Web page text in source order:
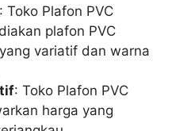
: Toko Plafon PVC
plafon PVC
variatif dan warna
: Toko Plafon PVC
harga yang